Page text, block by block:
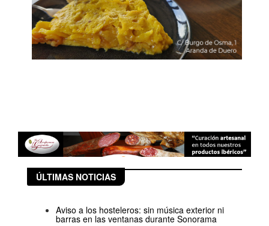
ÚLTIMAS NOTICIAS
Aviso a los hosteleros: sin música exterior ni
barras en las ventanas durante Sonorama